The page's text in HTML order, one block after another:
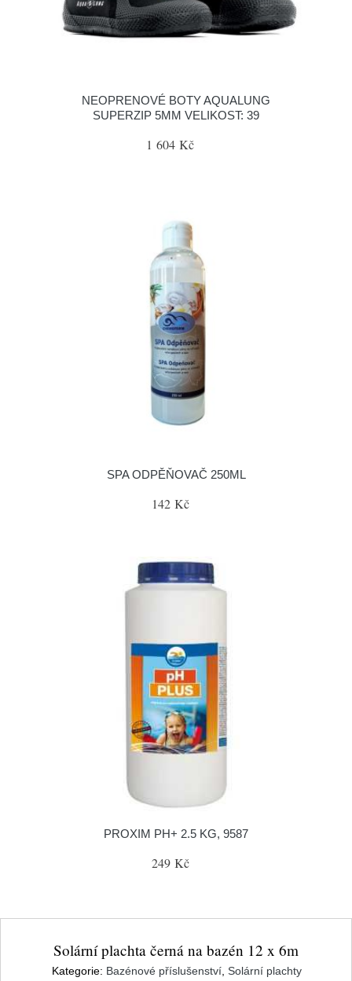
NEOPRENOVÉ BOTY AQUALUNG
SUPERZIP 5MM VELIKOST: 39
1 604 Kč
SPA ODPĚŇOVAČ 250ML
142 Kč
PROXIM PH+ 2.5 KG, 9587
249 Kč
Solární plachta černá na bazén 12 x 6m
Kategorie: Bazénové příslušenství Solární plachty